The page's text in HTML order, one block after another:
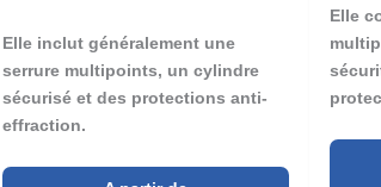
Elle inclut généralement une
serrure multipoints, un cylindre
sécurisé et des protections anti-
effraction.
Elle